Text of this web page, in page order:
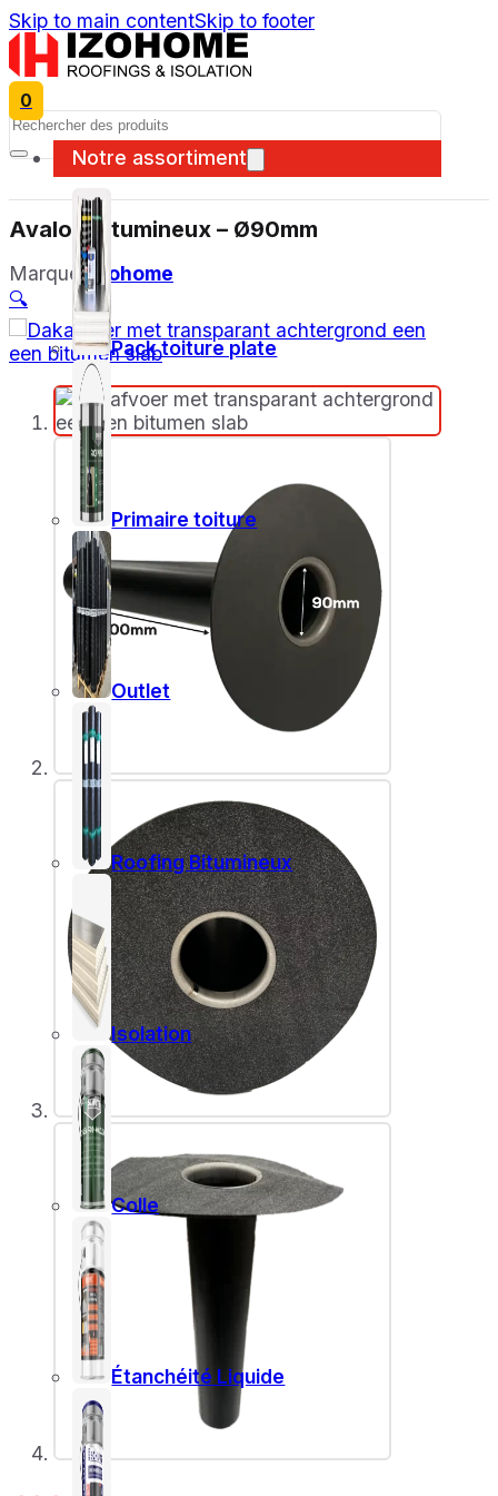
Skip to main contentSkip to footer
0
Notre assortiment
Pack toiture plate
Primaire toiture
Outlet
Roofing Bitumineux
Isolation
Colle
Étanchéité Liquide
Search
Avaloir bitumineux – Ø90mm
Marque:Izohome
🔍